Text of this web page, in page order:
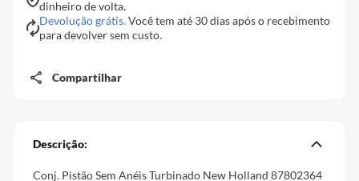
dinheiro de volta.
Devolução grátis.Você tem até 30 dias após o recebimento
para devolver sem custo.
Compartilhar
Descrição:
Conj. Pistão Sem Anéis Turbinado New Holland 87802364